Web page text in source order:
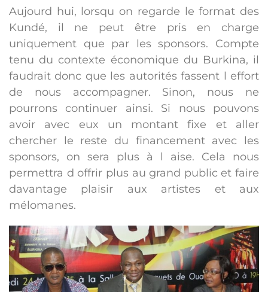
Aujourd hui, lorsqu on regarde le format des
Kundé, il ne peut être pris en charge
uniquement que par les sponsors. Compte
tenu du contexte économique du Burkina, il
faudrait donc que les autorités fassent l effort
de nous accompagner. Sinon, nous ne
pourrons continuer ainsi. Si nous pouvons
avoir avec eux un montant fixe et aller
chercher le reste du financement avec les
sponsors, on sera plus à l aise. Cela nous
permettra d offrir plus au grand public et faire
davantage plaisir aux artistes et aux
mélomanes.